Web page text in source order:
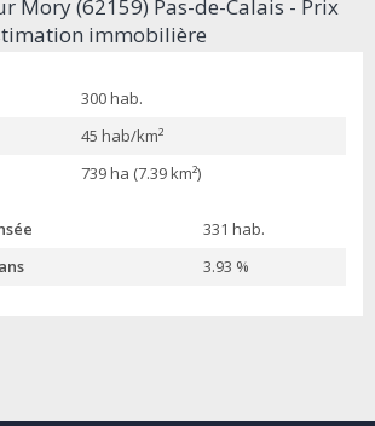
Mory (62159) Pas-de-Calais - Prix
immobilière
300 hab.
45 hab/km²
739 ha (7.39 km²)
331 hab.
3.93 %